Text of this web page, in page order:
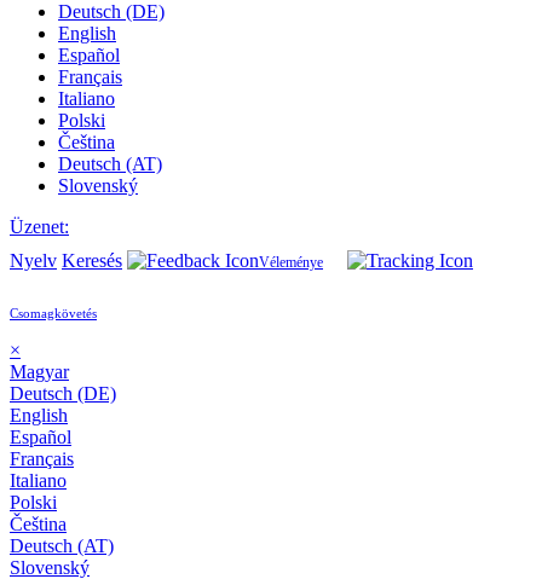
Deutsch (DE)
English
Español
Français
Italiano
Polski
Čeština
Deutsch (AT)
Slovenský
Üzenet:
Nyelv Keresés Véleménye
Csomagkövetés
×
Magyar
Deutsch (DE)
English
Español
Français
Italiano
Polski
Čeština
Deutsch (AT)
Slovenský